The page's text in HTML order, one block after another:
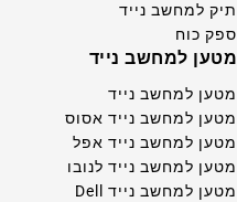
תיק למחשב נייד
ספק כוח
מטען למחשב נייד
מטען למחשב נייד
מטען למחשב נייד אסוס
מטען למחשב נייד אפל
מטען למחשב נייד לנובו
מטען למחשב נייד Dell